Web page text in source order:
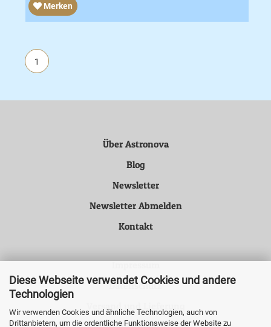
Diese Webseite verwendet Cookies und andere
Technologien
Wir verwenden Cookies und ähnliche Technologien, auch von
Drittanbietern, um die ordentliche Funktionsweise der Website zu
Merken
1
Über Astronova
Blog
Newsletter
Newsletter Abmelden
Kontakt
Impressum
Datenschutz